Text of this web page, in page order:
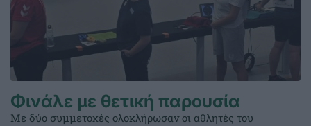
Φινάλε με θετική παρουσία
Με δύο συμμετοχές ολοκλήρωσαν οι αθλητές του